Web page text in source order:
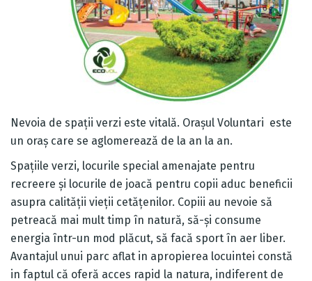
Nevoia de spații verzi este vitală. Orașul Voluntari este
un oraș care se aglomerează de la an la an.
Spațiile verzi, locurile special amenajate pentru
recreere și locurile de joacă pentru copii aduc beneficii
asupra calității vieții cetățenilor. Copiii au nevoie să
petreacă mai mult timp în natură, să-și consume
energia într-un mod plăcut, să facă sport în aer liber.
Avantajul unui parc aflat in apropierea locuintei constă
in faptul că oferă acces rapid la natura, indiferent de